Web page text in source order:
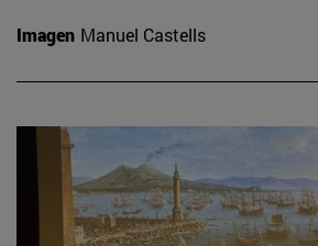
Imagen Manuel Castells